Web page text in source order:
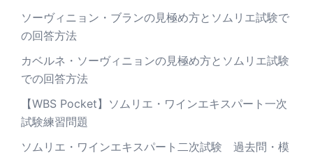
ソーヴィニョン・ブランの見極め方とソムリエ試験で
の回答方法
カベルネ・ソーヴィニョンの見極め方とソムリエ試験
での回答方法
【WBS Pocket】ソムリエ・ワインエキスパート一次
試験練習問題
ソムリエ・ワインエキスパート二次試験 過去問・模